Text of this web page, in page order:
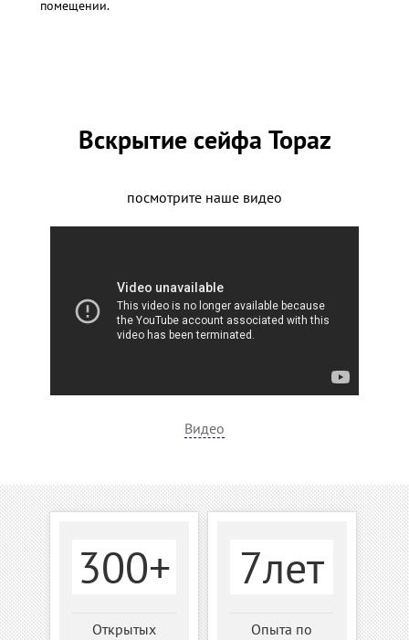
помещении.
Вскрытие сейфа Topaz
посмотрите наше видео
Видео
300+
Открытых
7лет
Опыта по